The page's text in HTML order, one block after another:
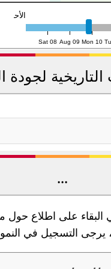
Sat 08 Aug 09 Mon 10
الإثنين ١٠، ١٨:٠٠ (UTC)
التاريخية لجودة
...
على اطلاع حول
يرجى التسجيل في